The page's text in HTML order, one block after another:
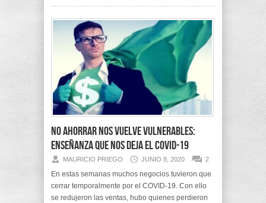
No ahorrar nos vuelve vulnerables:
Enseñanza que nos deja el COVID-19
MAURICIO PRIEGO JUNIO 8, 2020 2
En estas semanas muchos negocios tuvieron que
cerrar temporalmente por el COVID-19. Con ello
se redujeron las ventas, hubo quienes perdieron